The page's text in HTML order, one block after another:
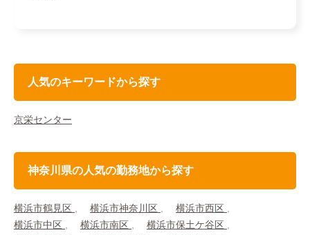
人気のキーワードから探す
京栄センター
神奈川県の人気の勤務地から探す
横浜市鶴見区 横浜市神奈川区
横浜市西区
横浜市中区
横浜市南区
横浜市保土ケ谷区